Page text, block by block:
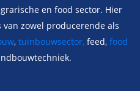
en food sector. Hier
zowel producerende als
, tuinbouwsector, feed, food